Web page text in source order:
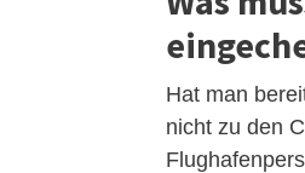
Hat man
nicht zu den